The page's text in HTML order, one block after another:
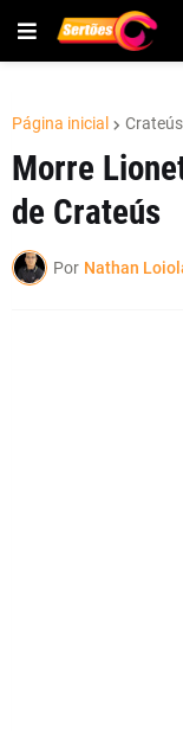
Página inicial Crateús
Morre
de Crateús
Por Nathan